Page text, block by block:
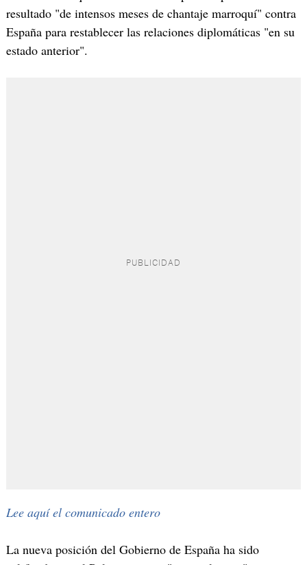
resultado "de intensos meses de chantaje marroquí" contra
España para restablecer las relaciones diplomáticas "en su
estado anterior".
Lee aquí el comunicado entero
La nueva posición del Gobierno de España ha sido